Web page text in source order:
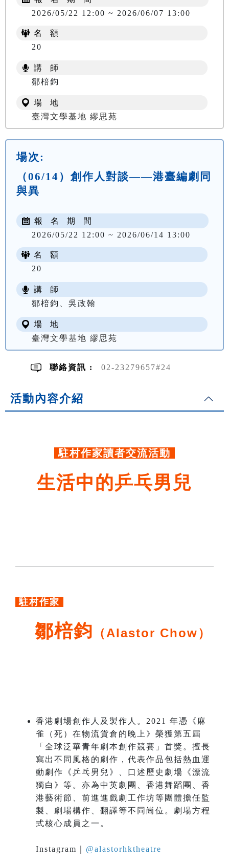
2026/05/22 12:00 ~ 2026/06/07 13:00
名 額
20
講 師
鄒棓鈞
場 地
臺灣文學基地 繆思苑
場次:
（06/14）創作人對談——港臺編劇同
與異
報 名 期 間
2026/05/22 12:00 ~ 2026/06/14 13:00
名 額
20
講 師
鄒棓鈞、吳政翰
場 地
臺灣文學基地 繆思苑
聯絡資訊 : 02-23279657#24
活動內容介紹
駐村作家讀者交流活動
生活中的乒乓男兒
駐村作家
鄒棓鈞 （Alastor Chow）
香港劇場創作人及製作人。2021 年憑《麻
雀（死）在物流貨倉的晚上》榮獲第五屆
「全球泛華青年劇本創作競賽」首獎。擅長
寫出不同風格的劇作，代表作品包括熱血運
動劇作《乒乓男兒》、口述歷史劇場《漂流
獨白》等。亦為中英劇團、香港舞蹈團、香
港藝術節、前進進戲劇工作坊等團體擔任監
製、劇場構作、翻譯等不同崗位。劇場方程
式核心成員之一。
Instagram｜ @alastorhktheatre